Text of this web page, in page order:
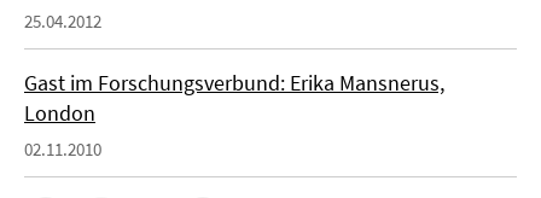
25.04.2012
Gast im Forschungsverbund: Erika Mansnerus,
London
02.11.2010